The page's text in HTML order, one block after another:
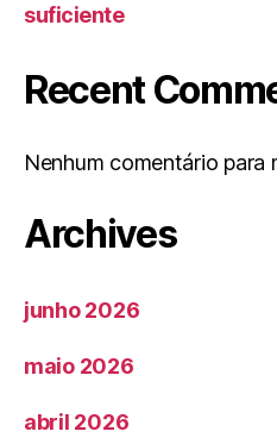
suficiente
Recent
Nenhum comentário para
Archives
junho 2026
maio 2026
abril 2026